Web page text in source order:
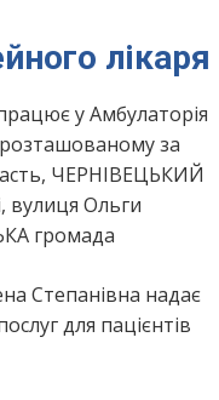
лікаря
у Амбулаторія
розташованому за
ЧЕРНІВЕЦЬКИЙ
вулиця Ольги
громада
Степанівна надає
для пацієнтів